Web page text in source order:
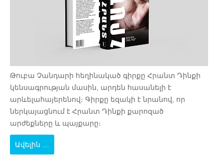
Թուբա Չանդարի հեղինակած գիրքը Հրանտ Դինքի
կենսագրության մասին, արդեն հասանելի է
արևելահայերենով։ Գիրքը եզակի է նրանով, որ
ներկայացնում է Հրանտ Դինքի քարոզած
արժեքները և պայքարը։
Ավելին …